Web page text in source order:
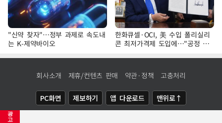
광
고
"신약 찾자"…정부 과제로 속도내
는 K-제약바이오
한화큐셀·OCI, 美 수입 폴리실리
콘 최저가격제 도입에…"공정 경
쟁·수익성 개선 환영"
회사소개 제휴/컨텐츠 판매 약관·정책 고충처리
PC화면 제보하기 앱 다운로드 맨위로↑